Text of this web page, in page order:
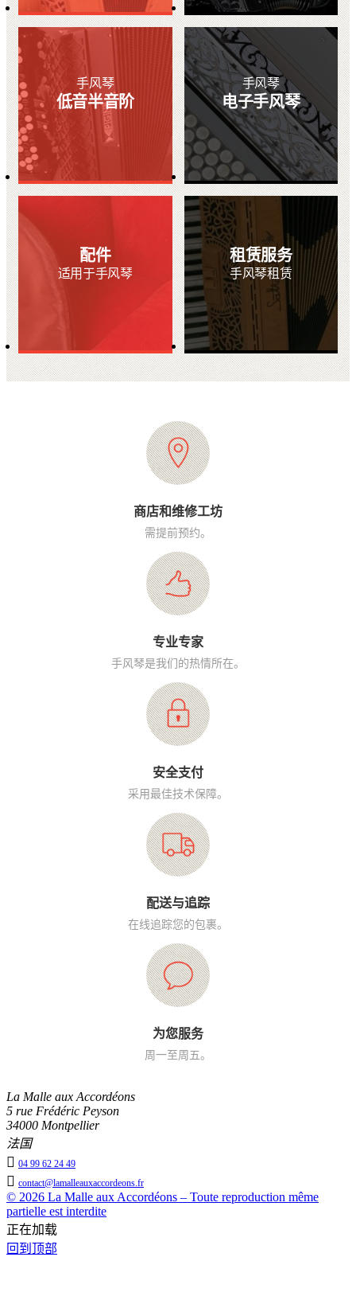
手风琴
低音半音阶
手风琴
电子手风琴
配件
适用于手风琴
租赁服务
手风琴租赁
商店和维修工坊
需提前预约。
专业专家
手风琴是我们的热情所在。
安全支付
采用最佳技术保障。
配送与追踪
在线追踪您的包裹。
为您服务
周一至周五。
La Malle aux Accordéons
5 rue Frédéric Peyson
34000 Montpellier
法国
 04 99 62 24 49
 contact@lamalleauxaccordeons.fr
© 2026 La Malle aux Accordéons – Toute reproduction même
partielle est interdite
正在加载
回到顶部